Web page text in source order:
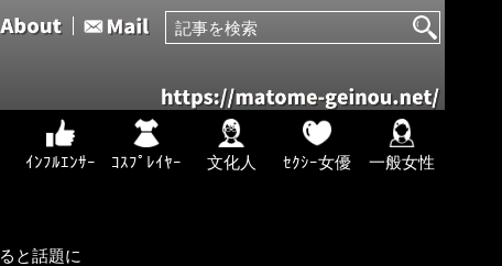
ｲﾝﾌﾙｴﾝｻｰ ｺｽﾌﾟﾚｲﾔｰ 文化人 ｾｸｼｰ女優 一般女性
と話題に